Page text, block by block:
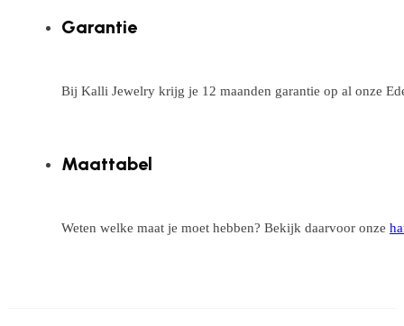
Garantie
Bij Kalli Jewelry krijg je 12 maanden garantie op al onze
Maattabel
Weten welke maat je moet hebben? Bekijk daarvoor onze